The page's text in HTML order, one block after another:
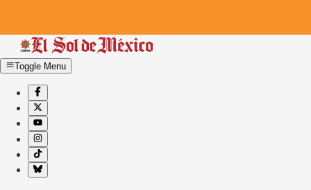
Toggle Menu